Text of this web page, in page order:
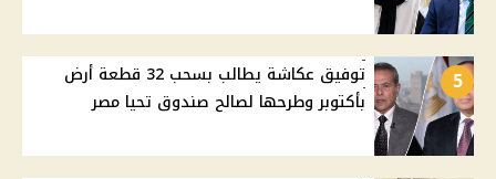
5
توفيق عكاشة يطالب بسحب 32 قطعة أرض
بأكتوبر وطرحها لصالح صندوق تحيا مصر